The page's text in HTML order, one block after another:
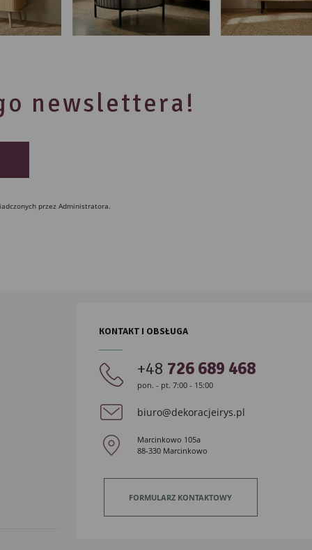
newslettera!
przez Administratora.
KONTAKT I OBSŁUGA
+48 726 689 468
pon. - pt. 7:00 - 15:00
biuro@dekoracjeirys.pl
Marcinkowo 105a
88-330 Marcinkowo
FORMULARZ KONTAKTOWY